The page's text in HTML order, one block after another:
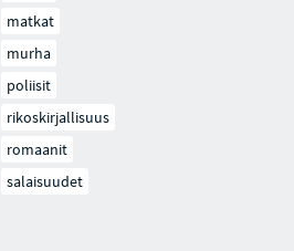
matkat
murha
poliisit
rikoskirjallisuus
romaanit
salaisuudet